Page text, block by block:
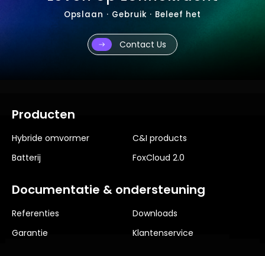
Opslaan · Gebruik · Beleef het
Contact Us
Producten
Hybride omvormer
C&I products
Batterij
FoxCloud 2.0
Documentatie & ondersteuning
Referenties
Downloads
Garantie
Klantenservice